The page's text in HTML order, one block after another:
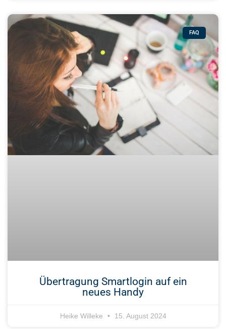
FAQ
Übertragung Smartlogin auf ein
neues Handy
Heike Willeke 15. August 2024